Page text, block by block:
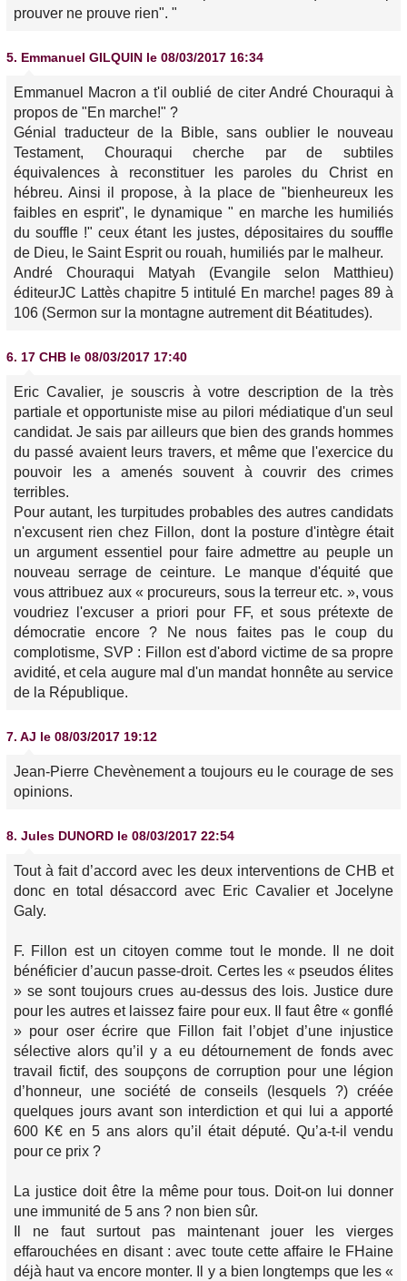
prouver ne prouve rien". "
5. Emmanuel GILQUIN le 08/03/2017 16:34
Emmanuel Macron a t'il oublié de citer André Chouraqui à
propos de "En marche!" ?
Génial traducteur de la Bible, sans oublier le nouveau
Testament, Chouraqui cherche par de subtiles
équivalences à reconstituer les paroles du Christ en
hébreu. Ainsi il propose, à la place de "bienheureux les
faibles en esprit", le dynamique " en marche les humiliés
du souffle !" ceux étant les justes, dépositaires du souffle
de Dieu, le Saint Esprit ou rouah, humiliés par le malheur.
André Chouraqui Matyah (Evangile selon Matthieu)
éditeurJC Lattès chapitre 5 intitulé En marche! pages 89 à
106 (Sermon sur la montagne autrement dit Béatitudes).
6. 17 CHB le 08/03/2017 17:40
Eric Cavalier, je souscris à votre description de la très
partiale et opportuniste mise au pilori médiatique d'un seul
candidat. Je sais par ailleurs que bien des grands hommes
du passé avaient leurs travers, et même que l'exercice du
pouvoir les a amenés souvent à couvrir des crimes
terribles.
Pour autant, les turpitudes probables des autres candidats
n'excusent rien chez Fillon, dont la posture d'intègre était
un argument essentiel pour faire admettre au peuple un
nouveau serrage de ceinture. Le manque d'équité que
vous attribuez aux « procureurs, sous la terreur etc. », vous
voudriez l'excuser a priori pour FF, et sous prétexte de
démocratie encore ? Ne nous faites pas le coup du
complotisme, SVP : Fillon est d'abord victime de sa propre
avidité, et cela augure mal d'un mandat honnête au service
de la République.
7. AJ le 08/03/2017 19:12
Jean-Pierre Chevènement a toujours eu le courage de ses
opinions.
8. Jules DUNORD le 08/03/2017 22:54
Tout à fait d’accord avec les deux interventions de CHB et
donc en total désaccord avec Eric Cavalier et Jocelyne
Galy.
F. Fillon est un citoyen comme tout le monde. Il ne doit
bénéficier d’aucun passe-droit. Certes les « pseudos élites
» se sont toujours crues au-dessus des lois. Justice dure
pour les autres et laissez faire pour eux. Il faut être « gonflé
» pour oser écrire que Fillon fait l’objet d’une injustice
sélective alors qu’il y a eu détournement de fonds avec
travail fictif, des soupçons de corruption pour une légion
d’honneur, une société de conseils (lesquels ?) créée
quelques jours avant son interdiction et qui lui a apporté
600 K€ en 5 ans alors qu’il était député. Qu’a-t-il vendu
pour ce prix ?
La justice doit être la même pour tous. Doit-on lui donner
une immunité de 5 ans ? non bien sûr.
Il ne faut surtout pas maintenant jouer les vierges
effarouchées en disant : avec toute cette affaire le FHaine
déjà haut va encore monter. Il y a bien longtemps que les «